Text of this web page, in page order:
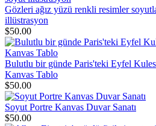
Gözleri ağız yüzü renkli resimler
illüstrasyon
$50.00
Bulutlu bir günde Paris'teki Eyfel
Kanvas Tablo
$50.00
Soyut Portre Kanvas Duvar Sanatı
$50.00